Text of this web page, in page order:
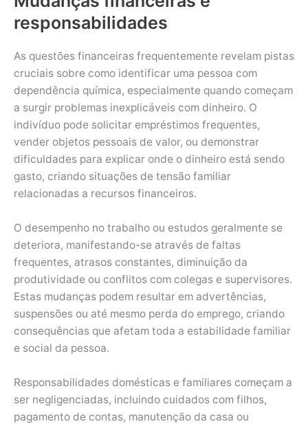
responsabilidades
As questões financeiras frequentemente revelam pistas
cruciais sobre como identificar uma pessoa com
dependência química, especialmente quando começam
a surgir problemas inexplicáveis com dinheiro. O
indivíduo pode solicitar empréstimos frequentes,
vender objetos pessoais de valor, ou demonstrar
dificuldades para explicar onde o dinheiro está sendo
gasto, criando situações de tensão familiar
relacionadas a recursos financeiros.
O desempenho no trabalho ou estudos geralmente se
deteriora, manifestando-se através de faltas
frequentes, atrasos constantes, diminuição da
produtividade ou conflitos com colegas e supervisores.
Estas mudanças podem resultar em advertências,
suspensões ou até mesmo perda do emprego, criando
consequências que afetam toda a estabilidade familiar
e social da pessoa.
Responsabilidades domésticas e familiares começam a
ser negligenciadas, incluindo cuidados com filhos,
pagamento de contas, manutenção da casa ou